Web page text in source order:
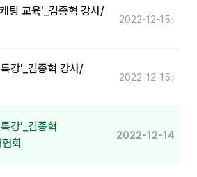
팅 교육'_김종혁 강사/
2022-12-15›
강'_김종혁 강사/
2022-12-15›
강'_김종혁
회
2022-12-14